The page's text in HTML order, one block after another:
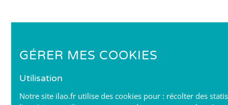
GÉRER MES COOKIES
Utilisation
Notre site ilao.fr utilise des cookies pour : récolter des